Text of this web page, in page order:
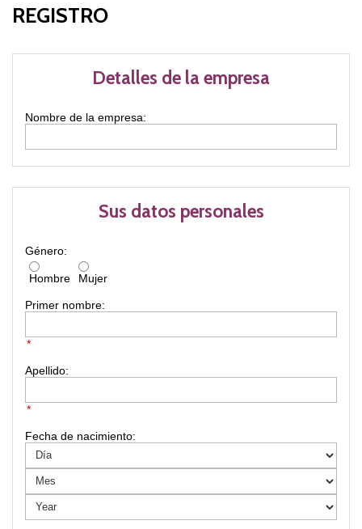
REGISTRO
Sus datos personales
Género:
Hombre Mujer
Primer nombre:
*
Apellido:
*
Fecha de nacimiento:
Detalles de la empresa
Nombre de la empresa: